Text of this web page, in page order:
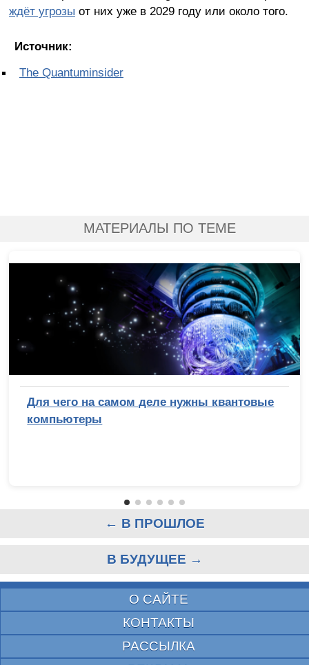
ждёт угрозы от них уже в 2029 году или около того.
Источник:
The Quantuminsider
МАТЕРИАЛЫ ПО ТЕМЕ
Для чего на самом деле нужны квантовые
компьютеры
← В ПРОШЛОЕ
В БУДУЩЕЕ →
О САЙТЕ
КОНТАКТЫ
РАССЫЛКА